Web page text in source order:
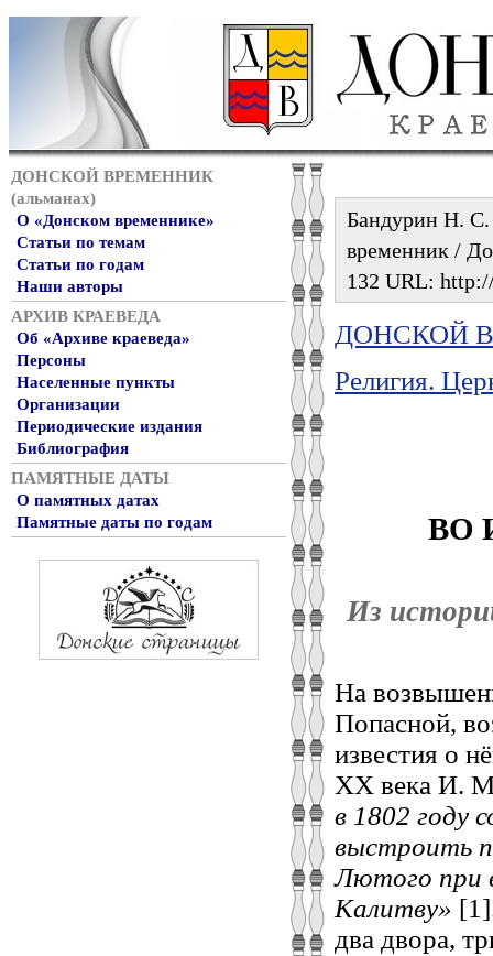
ДОНСКОЙ ВРЕМЕННИК
(альманах)
О «Донском временнике»
Статьи по темам
Статьи по годам
Наши авторы
АРХИВ КРАЕВЕДА
Об «Архиве краеведа»
Персоны
Населенные пункты
Организации
Периодические издания
Библиография
ПАМЯТНЫЕ ДАТЫ
О памятных датах
Памятные даты по годам
Бандурин Н. С.
временник /
132 URL:
ДОНСКОЙ
Религия.
ВО
Из
На
Попасной,
известия о
ХХ века И.
в 1802 году
выстроить
Лютого при
Калитву»
два двора,